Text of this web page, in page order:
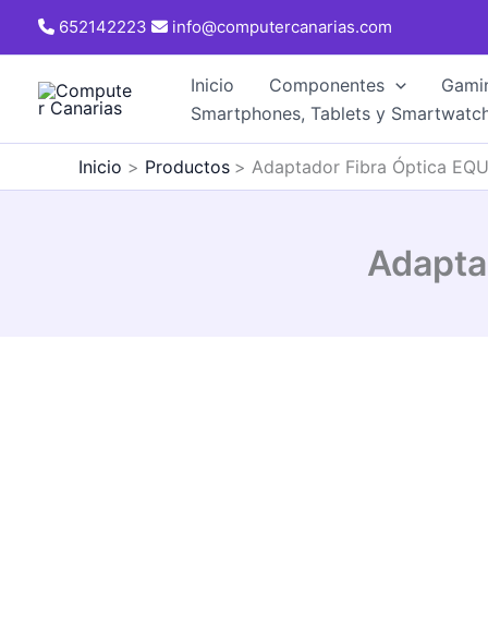
652142223 info@computercanarias.com
Inicio Componentes
Smartphones, Tablets y
Inicio Productos Adaptador Fibra Óptica